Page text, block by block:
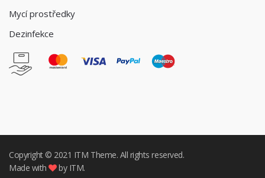
Mycí prostředky
Dezinfekce
Copyright © 2021 ITM Theme. All rights reserved.
Made with
by ITM.